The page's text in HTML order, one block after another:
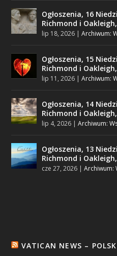
Ogłoszenia, 16
Richmond i
lip 18, 2026 |Archiwum:
Ogłoszenia, 15
Richmond i
lip 11, 2026 |Archiwum:
Ogłoszenia, 14
Richmond i
lip 4, 2026 |Archiwum:
Ogłoszenia, 13
Richmond i
cze 27, 2026 |Archiwum:
VATICAN NEWS –